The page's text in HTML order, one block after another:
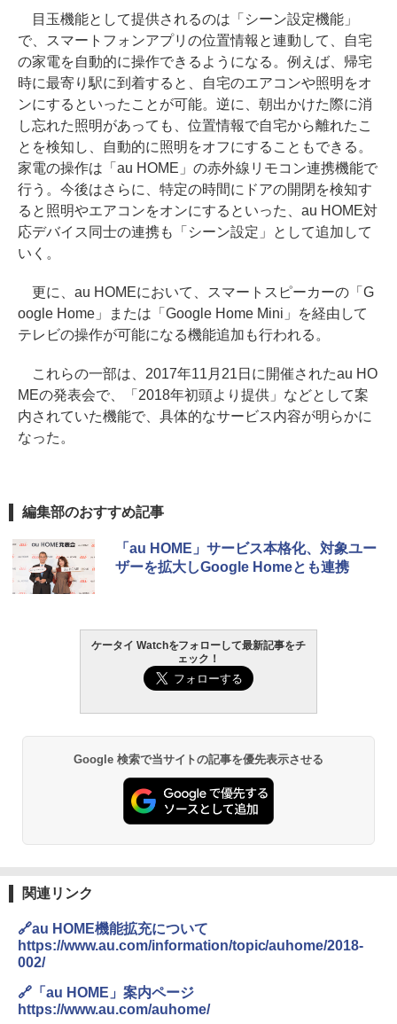
目玉機能として提供されるのは「シーン設定機能」
で、スマートフォンアプリの位置情報と連動して、自宅
の家電を自動的に操作できるようになる。例えば、帰宅
時に最寄り駅に到着すると、自宅のエアコンや照明をオ
ンにするといったことが可能。逆に、朝出かけた際に消
し忘れた照明があっても、位置情報で自宅から離れたこ
とを検知し、自動的に照明をオフにすることもできる。
家電の操作は「au HOME」の赤外線リモコン連携機能で
行う。今後はさらに、特定の時間にドアの開閉を検知す
ると照明やエアコンをオンにするといった、au HOME対
応デバイス同士の連携も「シーン設定」として追加して
いく。
更に、au HOMEにおいて、スマートスピーカーの「G
oogle Home」または「Google Home Mini」を経由して
テレビの操作が可能になる機能追加も行われる。
これらの一部は、2017年11月21日に開催されたau HO
MEの発表会で、「2018年初頭より提供」などとして案
内されていた機能で、具体的なサービス内容が明らかに
なった。
編集部のおすすめ記事
「au HOME」サービス本格化、対象ユー
ザーを拡大しGoogle Homeとも連携
ケータイ Watchをフォローして最新記事をチ
ェック！
Google 検索で当サイトの記事を優先表示させる
関連リンク
🔗au HOME機能拡充について
https://www.au.com/information/topic/auhome/2018-
002/
🔗「au HOME」案内ページ
https://www.au.com/auhome/